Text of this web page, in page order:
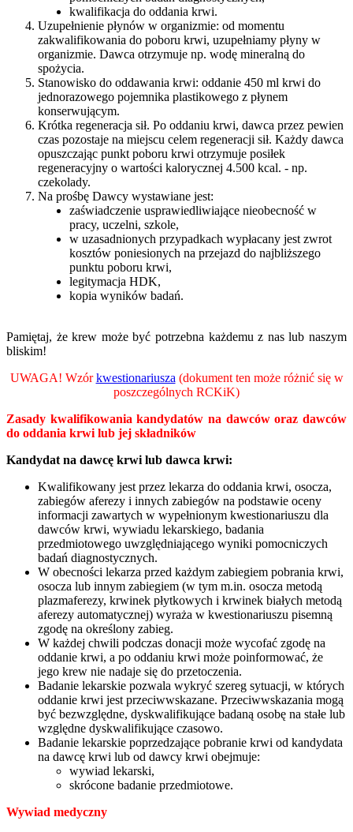
kwalifikacja do oddania krwi.
Uzupełnienie płynów w organizmie: od momentu
zakwalifikowania do poboru krwi, uzupełniamy płyny w
organizmie. Dawca otrzymuje np. wodę mineralną do
spożycia.
Stanowisko do oddawania krwi: oddanie 450 ml krwi do
jednorazowego pojemnika plastikowego z płynem
konserwującym.
Krótka regeneracja sił. Po oddaniu krwi, dawca przez pewien
czas pozostaje na miejscu celem regeneracji sił. Każdy dawca
opuszczając punkt poboru krwi otrzymuje posiłek
regeneracyjny o wartości kalorycznej 4.500 kcal. - np.
czekolady.
Na prośbę Dawcy wystawiane jest:
zaświadczenie usprawiedliwiające nieobecność w
pracy, uczelni, szkole,
w uzasadnionych przypadkach wypłacany jest zwrot
kosztów poniesionych na przejazd do najbliższego
punktu poboru krwi,
legitymacja HDK,
kopia wyników badań.
Pamiętaj, że krew może być potrzebna każdemu z nas lub naszym
bliskim!
UWAGA! Wzórkwestionariusza (dokument ten może różnić się w
poszczególnych RCKiK)
Zasady kwalifikowania kandydatów na dawców oraz dawców
do oddania krwi lub jej składników
Kandydat na dawcę krwi lub dawca krwi:
Kwalifikowany jest przez lekarza do oddania krwi, osocza,
zabiegów aferezy i innych zabiegów na podstawie oceny
informacji zawartych w wypełnionym kwestionariuszu dla
dawców krwi, wywiadu lekarskiego, badania
przedmiotowego uwzględniającego wyniki pomocniczych
badań diagnostycznych.
W obecności lekarza przed każdym zabiegiem pobrania krwi,
osocza lub innym zabiegiem (w tym m.in. osocza metodą
plazmaferezy, krwinek płytkowych i krwinek białych metodą
aferezy automatycznej) wyraża w kwestionariuszu pisemną
zgodę na określony zabieg.
W każdej chwili podczas donacji może wycofać zgodę na
oddanie krwi, a po oddaniu krwi może poinformować, że
jego krew nie nadaje się do przetoczenia.
Badanie lekarskie pozwala wykryć szereg sytuacji, w których
oddanie krwi jest przeciwwskazane. Przeciwwskazania mogą
być bezwzględne, dyskwalifikujące badaną osobę na stałe lub
względne dyskwalifikujące czasowo.
Badanie lekarskie poprzedzające pobranie krwi od kandydata
na dawcę krwi lub od dawcy krwi obejmuje:
wywiad lekarski,
skrócone badanie przedmiotowe.
Wywiad medyczny